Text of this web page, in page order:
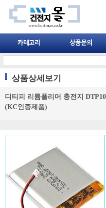
상품상세보기
디티피 리튬폴리머 충전지
(KC인증제품)